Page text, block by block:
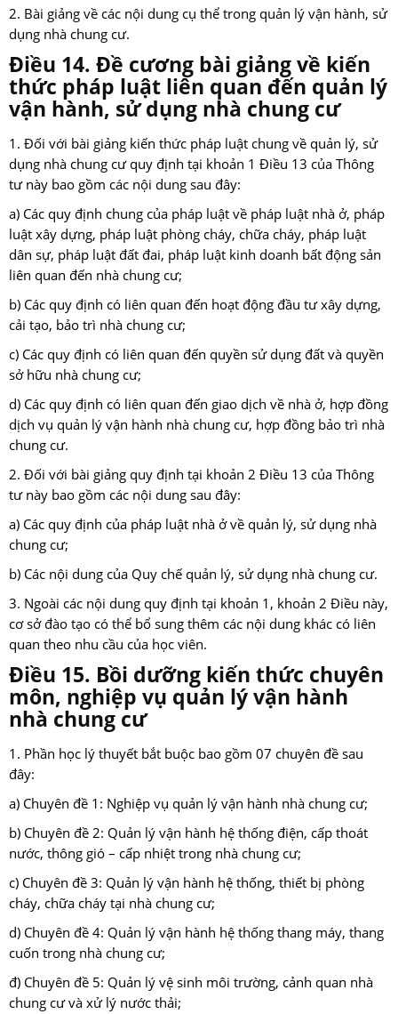
2. Bài giảng về các nội dung cụ thể trong quản lý vận hành, sử
dụng nhà chung cư.
Điều 14. Đề cương bài giảng về kiến
thức pháp luật liên quan đến quản lý
vận hành, sử dụng nhà chung cư
1. Đối với bài giảng kiến thức pháp luật chung về quản lý, sử
dụng nhà chung cư quy định tại khoản 1 Điều 13 của Thông
tư này bao gồm các nội dung sau đây:
a) Các quy định chung của pháp luật về pháp luật nhà ở, pháp
luật xây dựng, pháp luật phòng cháy, chữa cháy, pháp luật
dân sự, pháp luật đất đai, pháp luật kinh doanh bất động sản
liên quan đến nhà chung cư;
b) Các quy định có liên quan đến hoạt động đầu tư xây dựng,
cải tạo, bảo trì nhà chung cư;
c) Các quy định có liên quan đến quyền sử dụng đất và quyền
sở hữu nhà chung cư;
d) Các quy định có liên quan đến giao dịch về nhà ở, hợp đồng
dịch vụ quản lý vận hành nhà chung cư, hợp đồng bảo trì nhà
chung cư.
2. Đối với bài giảng quy định tại khoản 2 Điều 13 của Thông
tư này bao gồm các nội dung sau đây:
a) Các quy định của pháp luật nhà ở về quản lý, sử dụng nhà
chung cư;
b) Các nội dung của Quy chế quản lý, sử dụng nhà chung cư.
3. Ngoài các nội dung quy định tại khoản 1, khoản 2 Điều này,
cơ sở đào tạo có thể bổ sung thêm các nội dung khác có liên
quan theo nhu cầu của học viên.
Điều 15. Bồi dưỡng kiến thức chuyên
môn, nghiệp vụ quản lý vận hành
nhà chung cư
1. Phần học lý thuyết bắt buộc bao gồm 07 chuyên đề sau
đây:
a) Chuyên đề 1: Nghiệp vụ quản lý vận hành nhà chung cư;
b) Chuyên đề 2: Quản lý vận hành hệ thống điện, cấp thoát
nước, thông gió – cấp nhiệt trong nhà chung cư;
c) Chuyên đề 3: Quản lý vận hành hệ thống, thiết bị phòng
cháy, chữa cháy tại nhà chung cư;
d) Chuyên đề 4: Quản lý vận hành hệ thống thang máy, thang
cuốn trong nhà chung cư;
đ) Chuyên đề 5: Quản lý vệ sinh môi trường, cảnh quan nhà
chung cư và xử lý nước thải;